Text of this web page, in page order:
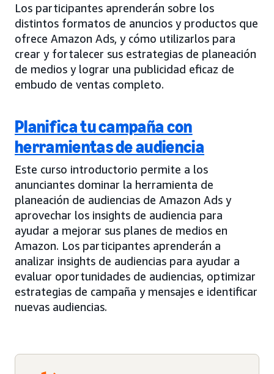
Los participantes aprenderán sobre los
distintos formatos de anuncios y productos que
ofrece Amazon Ads, y cómo utilizarlos para
crear y fortalecer sus estrategias de planeación
de medios y lograr una publicidad eficaz de
embudo de ventas completo.
Planifica tu campaña con
herramientas de audiencia
Este curso introductorio permite a los
anunciantes dominar la herramienta de
planeación de audiencias de Amazon Ads y
aprovechar los insights de audiencia para
ayudar a mejorar sus planes de medios en
Amazon. Los participantes aprenderán a
analizar insights de audiencias para ayudar a
evaluar oportunidades de audiencias, optimizar
estrategias de campaña y mensajes e identificar
nuevas audiencias.